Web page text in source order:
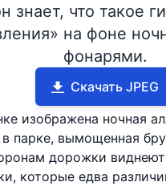
знает, что такое
на фоне
фонарями.
Скачать JPEG
изображена ночная
парке, вымощенная
дорожки
которые едва